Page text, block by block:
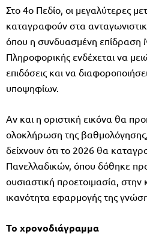
Στο 4ο Πεδίο, οι μεγαλύτερες
καταγραφούν στα
όπου η συνδυασμένη επίδραση
Πληροφορικής ενδέχεται να
επιδόσεις και να
υποψηφίων.
Αν και η οριστική εικόνα θα
ολοκλήρωση της βαθμολόγησης,
δείχνουν ότι το 2026 θα
Πανελλαδικών, όπου δόθηκε
ουσιαστική προετοιμασία,
ικανότητα εφαρμογής της
Το χρονοδιάγραμμα